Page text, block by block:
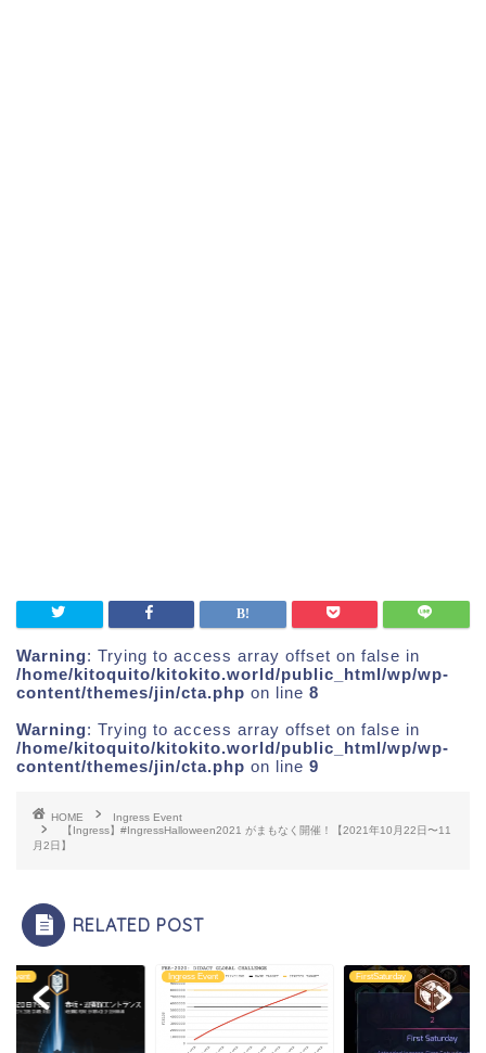
Warning: Trying to access array offset on false in
/home/kitoquito/kitokito.world/public_html/wp/wp-
content/themes/jin/cta.php on line 8
Warning: Trying to access array offset on false in
/home/kitoquito/kitokito.world/public_html/wp/wp-
content/themes/jin/cta.php on line 9
HOME
Ingress Event
【Ingress】#IngressHalloween2021 がまもなく開催！【2021年10月22日〜11
月2日】
RELATED POST
Event FirstSaturday Ingress Event